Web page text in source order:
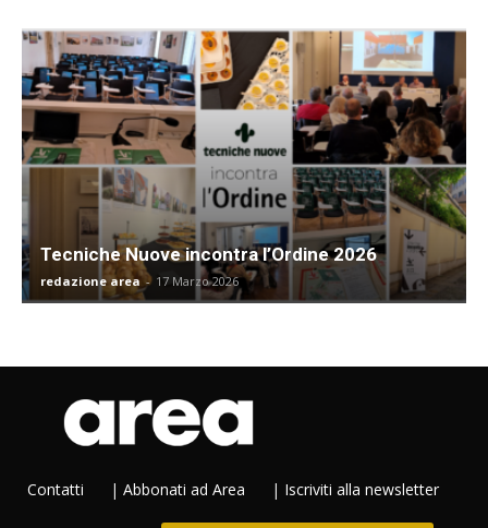
Tecniche Nuove incontra l’Ordine 2026
redazione area - 17 Marzo 2026
Contatti | Abbonati ad Area | Iscriviti alla newsletter